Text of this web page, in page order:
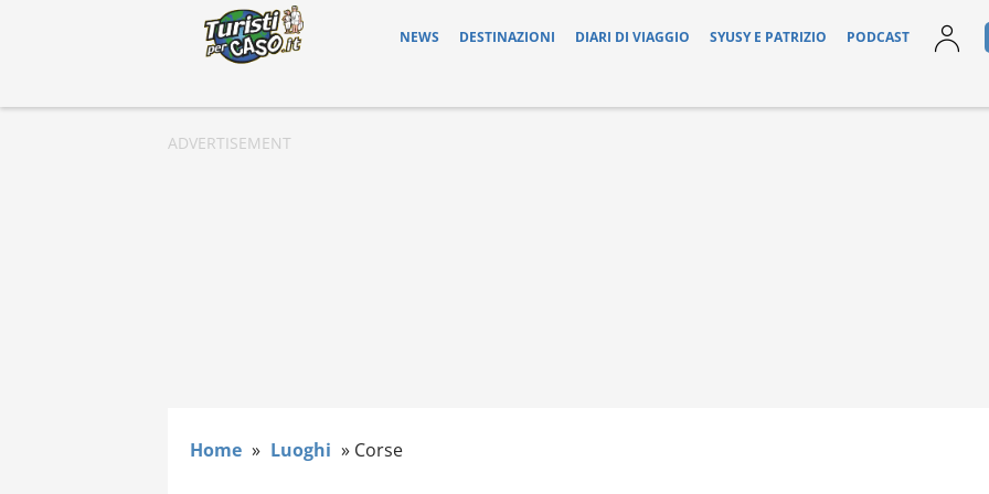
NEWS DESTINAZIONI DIARI DI VIAGGIO SYUSY E PATRIZIO PODCAST
Home » Luoghi » Corse